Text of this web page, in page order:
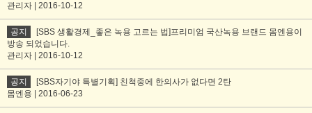
관리자 | 2016-10-12
공지
[SBS 생활경제_좋은 녹용 고르는 법]프리미엄 국산녹용 브랜드 몸엔용이
방송 되었습니다.
관리자 | 2016-10-12
공지
[SBS자기야 특별기획] 친척중에 한의사가 없다면 2탄
몸엔용 | 2016-06-23